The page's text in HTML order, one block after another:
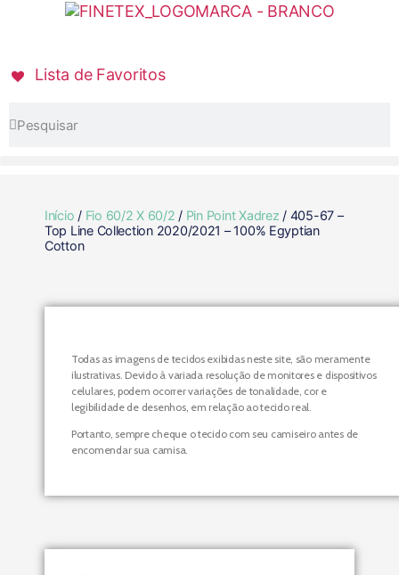
Lista de Favoritos
Início / Fio 60/2 X 60/2 / Pin Point Xadrez / 405-67 –
Top Line Collection 2020/2021 – 100% Egyptian
Cotton
Todas as imagens de tecidos exibidas neste site, são meramente
ilustrativas. Devido à variada resolução de monitores e dispositivos
celulares, podem ocorrer variações de tonalidade, cor e
legibilidade de desenhos, em relação ao tecido real.
Portanto, sempre cheque o tecido com seu camiseiro antes de
encomendar sua camisa.